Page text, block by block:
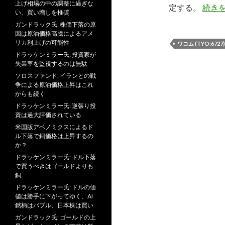
定する。 続き
ワコム (TYO:6727)
上げ相場の中の調整に過ぎな
い、買い増しを推奨
ガンドラック氏: 株価下落の原
因は原油価格高騰によるアメ
リカ利上げの可能性
ドラッケンミラー氏: 投資家が
失業率を監視するのは無駄
ソロスファンド: イランとの戦
争による原油価格上昇はこれ
からも続く
ドラッケンミラー氏: 逆張り投
資は過大評価されている
米国版アベノミクスによるド
ル下落で銅価格は上昇するの
か？
ドラッケンミラー氏: ドル下落
で買うべきはゴールドよりも
銅
ドラッケンミラー氏: ドルの価
値は勝手に下がってゆく、AI
銘柄はバブル、日本株は買い
ガンドラック氏: ゴールドの上